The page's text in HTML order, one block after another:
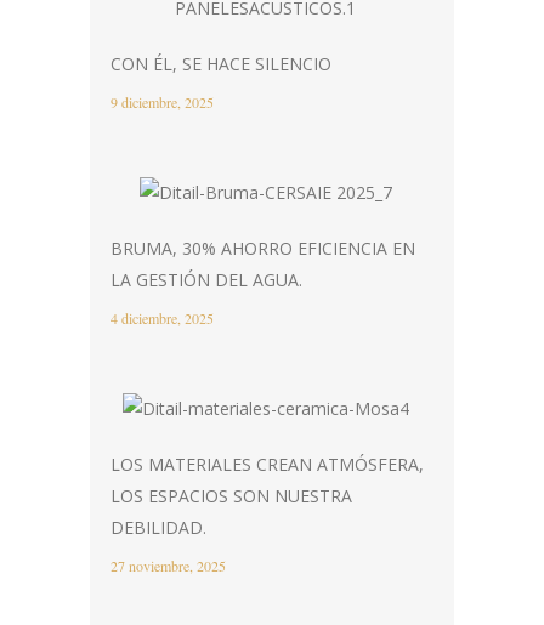
CON ÉL, SE HACE SILENCIO
9 diciembre, 2025
BRUMA, 30% AHORRO EFICIENCIA EN
LA GESTIÓN DEL AGUA.
4 diciembre, 2025
LOS MATERIALES CREAN ATMÓSFERA,
LOS ESPACIOS SON NUESTRA
DEBILIDAD.
27 noviembre, 2025